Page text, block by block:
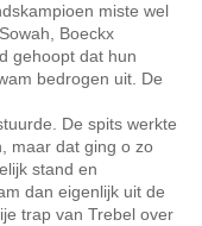
miste wel
Boeckx
gehoopt dat hun
bedrogen uit. De
De spits werkte
maar dat ging o zo
stand en
dan eigenlijk uit de
trap van Trebel over